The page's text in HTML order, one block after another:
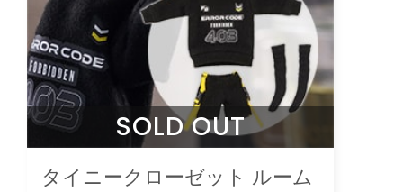
SOLD OUT
タイニークローゼット ルーム